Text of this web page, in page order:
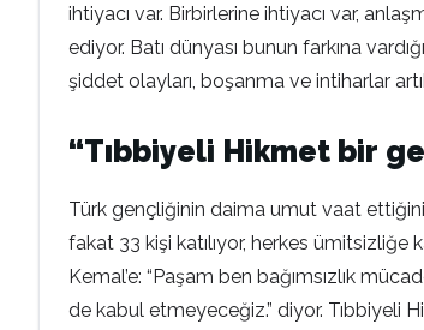
ihtiyacı var. Birbirlerine ihtiyacı var,
ediyor. Batı dünyası bunun farkına
şiddet olayları, boşanma ve intiharlar
“Tıbbiyeli Hikmet bir
Türk gençliğinin daima umut vaat ettiğini
fakat 33 kişi katılıyor, herkes ümitsizliğe
Kemal’e: “Paşam ben bağımsızlık
de kabul etmeyeceğiz.” diyor. Tıbbiyeli